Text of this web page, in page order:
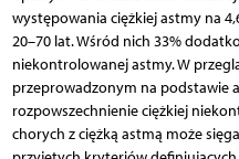
występowania ciężkiej astmy na
20–70 lat. Wśród nich 33%
niekontrolowanej astmy. W
przeprowadzonym na podstawie
rozpowszechnienie ciężkiej
chorych z ciężką astmą może